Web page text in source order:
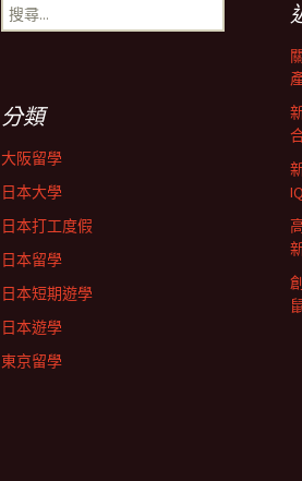
搜
尋
分類
大阪留學
日本大學
日本打工度假
日本留學
日本短期遊學
日本遊學
東京留學